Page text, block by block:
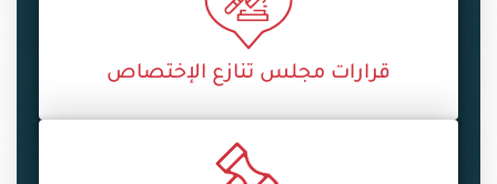
قرارات مجلس تنازع الإختصاص